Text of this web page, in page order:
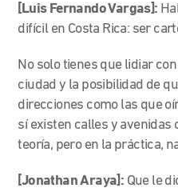
[Luis Fernando Vargas]:
difícil en Costa Rica: ser
No solo tienes que lidiar
ciudad y la posibilidad de
direcciones como las que
sí existen calles y avenidas
teoría, pero en la práctica,
[Jonathan Araya]: Que le